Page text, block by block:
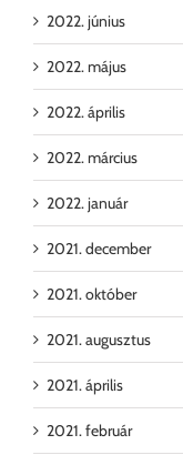
2022. június
2022. május
2022. április
2022. március
2022. január
2021. december
2021. október
2021. augusztus
2021. április
2021. február